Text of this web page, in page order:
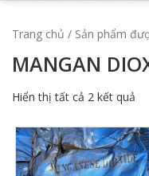
Trang chủ / Sản phẩm
MANGAN
Hiển thị tất cả 2 kết quả